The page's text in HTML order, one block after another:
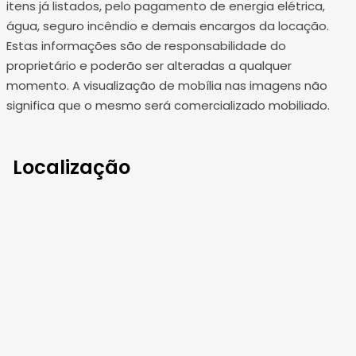
itens já listados, pelo pagamento de energia elétrica,
água, seguro incêndio e demais encargos da locação.
Estas informações são de responsabilidade do
proprietário e poderão ser alteradas a qualquer
momento. A visualização de mobília nas imagens não
significa que o mesmo será comercializado mobiliado.
Localização